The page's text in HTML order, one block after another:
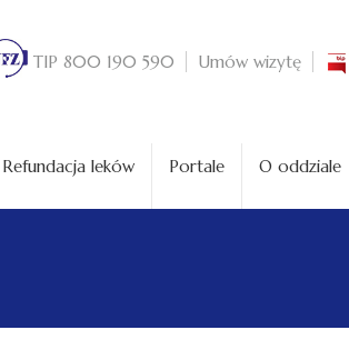
TIP 800 190 590 Umów wizytę
Refundacja leków Portale O oddziale